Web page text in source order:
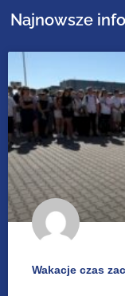
Najnowsze
Wakacje czas